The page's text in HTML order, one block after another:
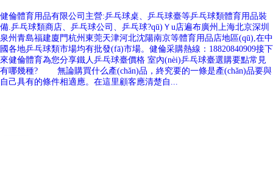
健倫體育用品有限公司主營:乒乓球桌、乒乓球臺等乒乓球類體育用品裝
備.乒乓球類商店、乒乓球公司、乒乓球?qū)Ｙu店遍布廣州上海北京深圳
泉州青島福建廈門杭州東莞天津河北沈陽南京等體育用品店地區(qū),在中
國各地乒乓球類市場均有批發(fā)市場。健倫采購熱線：18820840909接下
來健倫體育為您分享鐵人乒乓球臺價格 室內(nèi)乒乓球臺選購要點常見
有哪幾種? 無論購買什么產(chǎn)品，終究要的一條是產(chǎn)品要與
自己具有的條件相適應。在這里顧客應清楚自...